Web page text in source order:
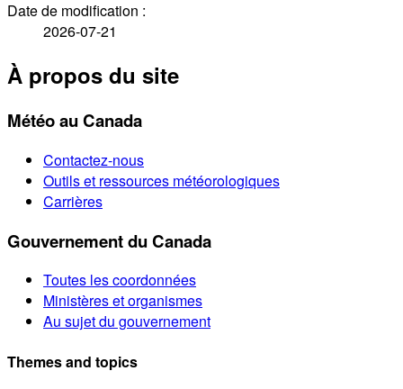
Date de modification :
2026-07-21
À propos du site
Météo au Canada
Contactez-nous
Outils et ressources météorologiques
Carrières
Gouvernement du Canada
Toutes les coordonnées
Ministères et organismes
Au sujet du gouvernement
Themes and topics